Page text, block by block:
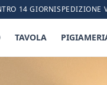
14 GIORNISPEDIZIONE
TAVOLA